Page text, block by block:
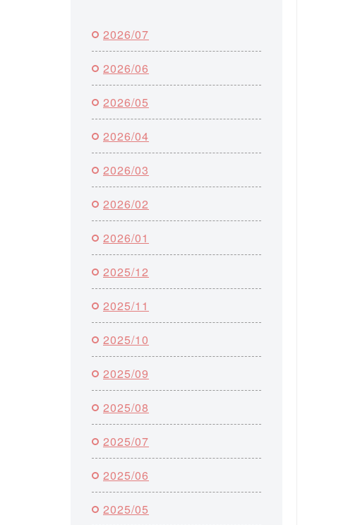
2026/07
2026/06
2026/05
2026/04
2026/03
2026/02
2026/01
2025/12
2025/11
2025/10
2025/09
2025/08
2025/07
2025/06
2025/05